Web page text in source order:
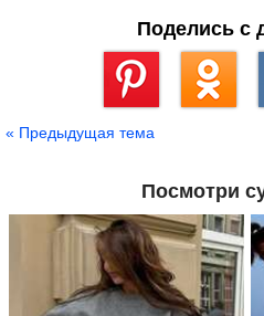
Поделись с
« Предыдущая тема
Посмотри